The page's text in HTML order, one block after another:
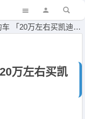
万左右买凯迪拉克怎么样」
万左右买凯